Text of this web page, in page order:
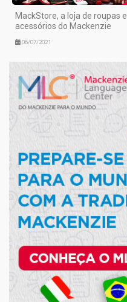
MackStore, a loja de roupas e
acessórios do Mackenzie
06/07/2021